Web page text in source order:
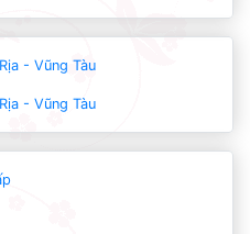
- Vũng Tàu
- Vũng Tàu